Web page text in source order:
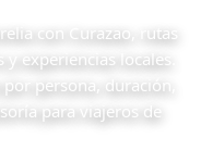
con Curazao, rutas
experiencias locales.
persona, duración,
para viajeros de